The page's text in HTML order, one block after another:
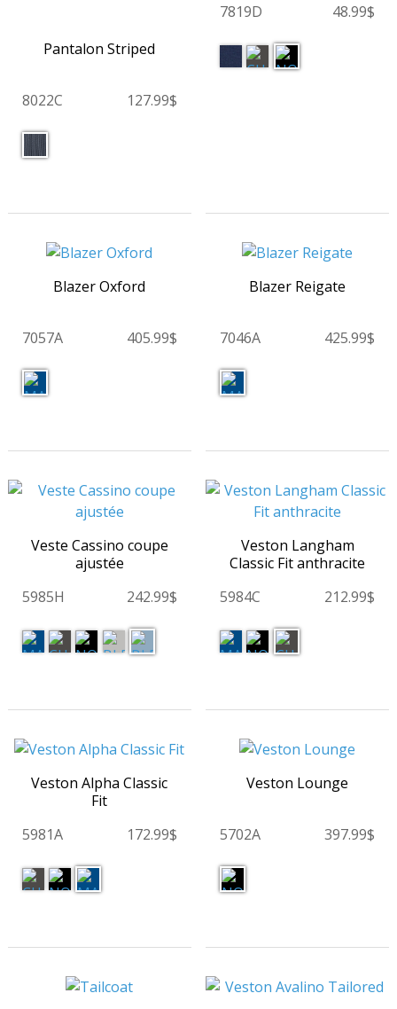
Pantalon Striped
8022C 127.99$
7819D
48.99$
Blazer Oxford
7057A 405.99$
Blazer Reigate
7046A 425.99$
Veste Cassino coupe
ajustée
5985H
242.99$
Veston Langham
Classic Fit anthracite
5984C
212.99$
Veston Alpha Classic
Fit
5981A
172.99$
Veston Lounge
5702A 397.99$